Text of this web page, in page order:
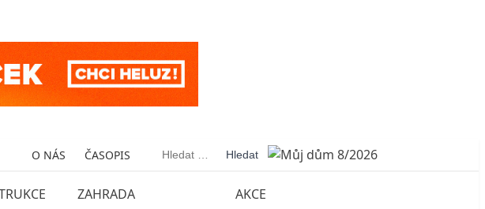
O NÁS ČASOPIS Vyhledávání
ZAHRADA AKCE